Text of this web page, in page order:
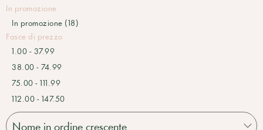
In promozione
In promozione (18)
Fasce di prezzo
1.00 - 37.99
38.00 - 74.99
75.00 - 111.99
112.00 - 147.50